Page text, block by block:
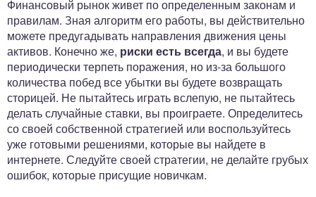
Финансовый рынок живет по определенным законам и
правилам. Зная алгоритм его работы, вы действительно
можете предугадывать направления движения цены
активов. Конечно же, риски есть всегда, и вы будете
периодически терпеть поражения, но из-за большого
количества побед все убытки вы будете возвращать
сторицей. Не пытайтесь играть вслепую, не пытайтесь
делать случайные ставки, вы проиграете. Определитесь
со своей собственной стратегией или воспользуйтесь
уже готовыми решениями, которые вы найдете в
интернете. Следуйте своей стратегии, не делайте грубых
ошибок, которые присущие новичкам.